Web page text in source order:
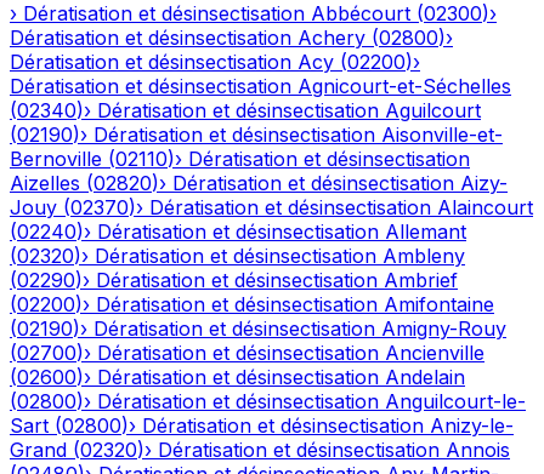
› Dératisation et désinsectisation Abbécourt (02300)›
Dératisation et désinsectisation Achery (02800)›
Dératisation et désinsectisation Acy (02200)›
Dératisation et désinsectisation Agnicourt-et-Séchelles
(02340)› Dératisation et désinsectisation Aguilcourt
(02190)› Dératisation et désinsectisation Aisonville-et-
Bernoville (02110)› Dératisation et désinsectisation
Aizelles (02820)› Dératisation et désinsectisation Aizy-
Jouy (02370)› Dératisation et désinsectisation Alaincourt
(02240)› Dératisation et désinsectisation Allemant
(02320)› Dératisation et désinsectisation Ambleny
(02290)› Dératisation et désinsectisation Ambrief
(02200)› Dératisation et désinsectisation Amifontaine
(02190)› Dératisation et désinsectisation Amigny-Rouy
(02700)› Dératisation et désinsectisation Ancienville
(02600)› Dératisation et désinsectisation Andelain
(02800)› Dératisation et désinsectisation Anguilcourt-le-
Sart (02800)› Dératisation et désinsectisation Anizy-le-
Grand (02320)› Dératisation et désinsectisation Annois